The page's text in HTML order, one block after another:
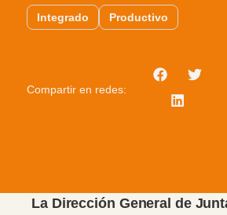
Integrado Productivo
Compartir en redes:
La Dirección General de